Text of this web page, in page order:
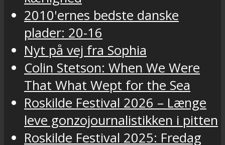
2010'ernes bedste danske
plader: 20-16
Nyt på vej fra Sophia
Colin Stetson: When We Were
That What Wept for the Sea
Roskilde Festival 2026 – Længe
leve gonzojournalistikken i pitten
Roskilde Festival 2025: Fredag